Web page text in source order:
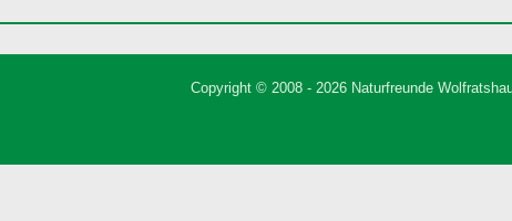
Copyright © 2008 - 2026 Naturfreunde